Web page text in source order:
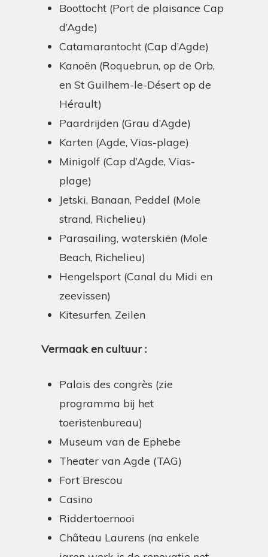
Boottocht (Port de plaisance Cap
d’Agde)
Catamarantocht (Cap d’Agde)
Kanoën (Roquebrun, op de Orb,
en St Guilhem-le-Désert op de
Hérault)
Paardrijden (Grau d’Agde)
Karten (Agde, Vias-plage)
Minigolf (Cap d’Agde, Vias-
plage)
Jetski, Banaan, Peddel (Mole
strand, Richelieu)
Parasailing, waterskiën (Mole
Beach, Richelieu)
Hengelsport (Canal du Midi en
zeevissen)
Kitesurfen, Zeilen
Vermaak en cultuur :
Palais des congrès (zie
programma bij het
toeristenbureau)
Museum van de Ephebe
Theater van Agde (TAG)
Fort Brescou
Casino
Riddertoernooi
Château Laurens (na enkele